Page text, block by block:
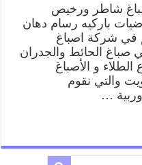
شاطر ورخيص
باركيه رسام دهان
في شركة اصباغ
صباغ الحائط والجدران
و الأصباغ
والتي نقوم
…